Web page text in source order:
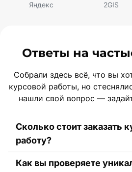
Яндекс
2GIS
Ответы на
Собрали здесь всё, что вы
курсовой работы, но
нашли свой вопрос —
Сколько стоит заказать
работу?
Стоимость курсовой
Как вы проверяете